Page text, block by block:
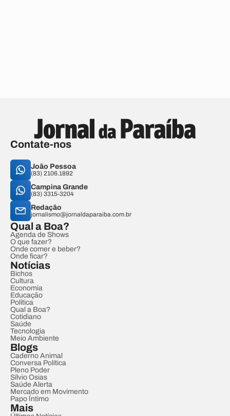
Contate-nos
João Pessoa
(83) 2106.1892
Campina Grande
(83) 3315-3204
Redação
jornalismo@jornaldaparaiba.com.br
Qual a Boa?
Agenda de Shows
O que fazer?
Onde comer e beber?
Onde ficar?
Notícias
Bichos
Cultura
Economia
Educação
Política
Qual a Boa?
Cotidiano
Saúde
Tecnologia
Meio Ambiente
Blogs
Caderno Animal
Conversa Política
Pleno Poder
Sílvio Osias
Saúde Alerta
Mercado em Movimento
Papo Íntimo
Mais